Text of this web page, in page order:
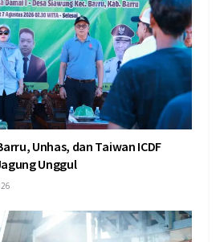
Unhas, dan Taiwan ICDF
Unggul